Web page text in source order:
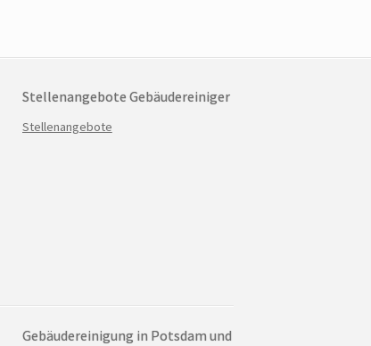
Stellenangebote Gebäudereiniger
Navigation
Stellenangebote
Gebäudereinigung in Potsdam und